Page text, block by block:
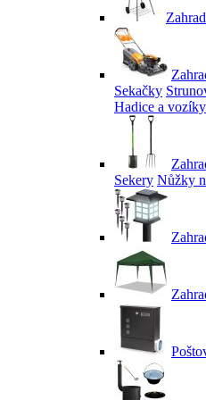
Sekačky
Hadice a
Sekery Nůžky